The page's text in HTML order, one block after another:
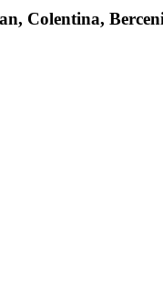
Colentina,